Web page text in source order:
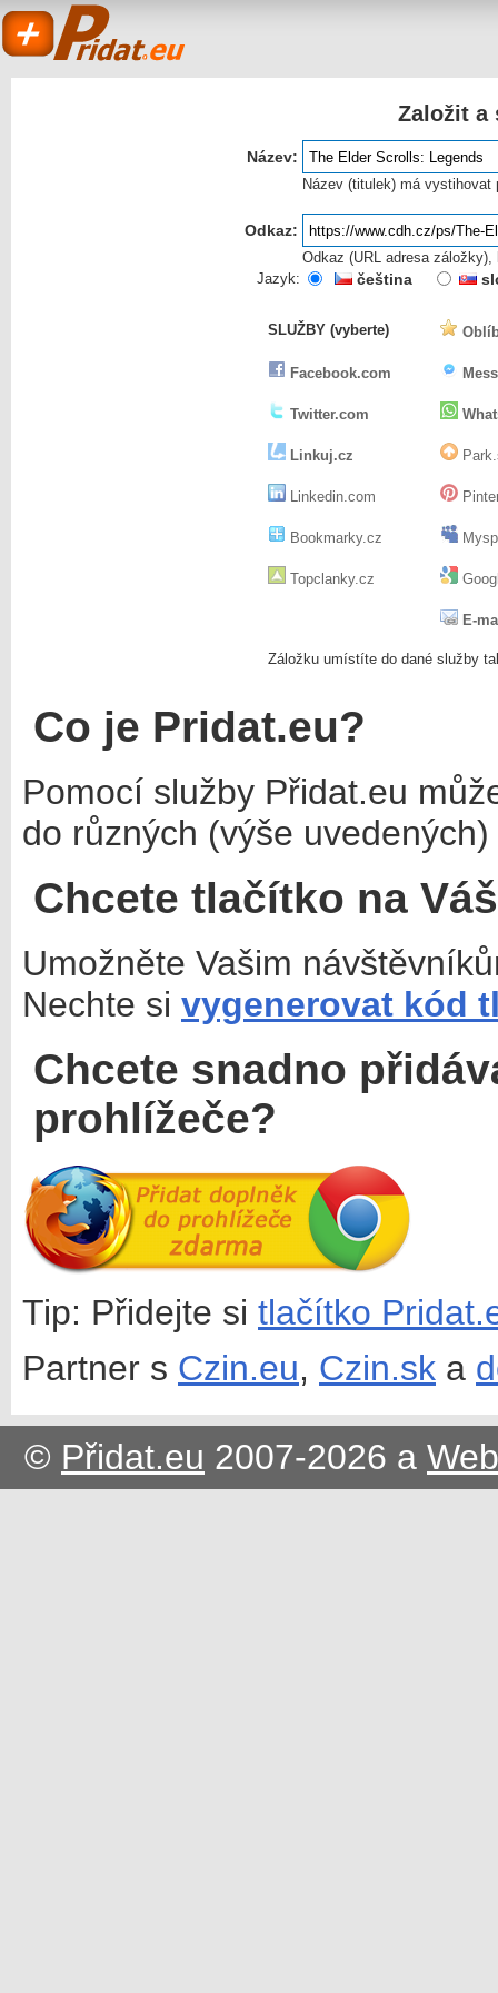
Založit a
Název:
Název (titulek) má vystihovat
Odkaz:
Odkaz (URL adresa záložky),
Jazyk:
čeština
SLUŽBY (vyberte)
Facebook.com
Twitter.com
Linkuj.cz
Linkedin.com
Bookmarky.cz
Topclanky.cz
E-
Záložku umístíte do dané služby
Co je Pridat.eu?
Pomocí služby Přidat.eu
do různých (výše
Chcete tlačítko na
Umožněte Vašim
Nechte si vygenerovat kód
Chcete snadno
prohlížeče?
Tip: Přidejte si tlačítko
Partner s Czin.eu, Czin.sk a
© Přidat.eu 2007-2026 a